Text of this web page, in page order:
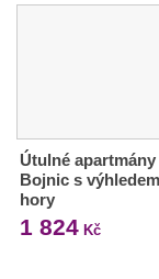
Útulné apartmány
Bojnic s
hory
1 824 Kč